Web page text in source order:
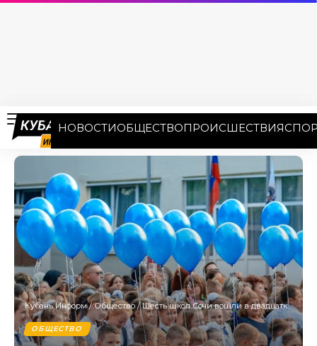
НОВОСТИОБЩЕСТВОПРОИСШЕСТВИЯ
Кубань Информ/Общество/Шесть школ Сочи вошли в двадцатку лучших на Кубани
ОБЩЕСТВО